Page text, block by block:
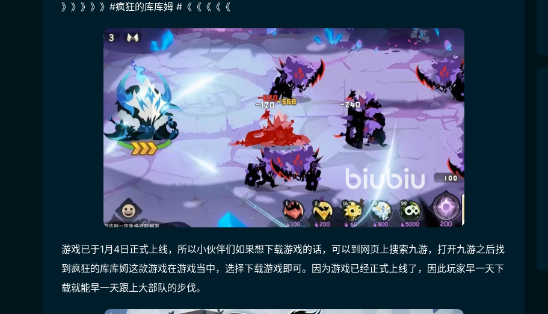
》》》》》#疯狂的库库姆 #《《《《《
游戏已于1月4日正式上线，所以小伙伴们如果想下载游戏的话，可以到网页上搜索九游，打开九游之后找
到疯狂的库库姆这款游戏在游戏当中，选择下载游戏即可。因为游戏已经正式上线了，因此玩家早一天下
载就能早一天跟上大部队的步伐。